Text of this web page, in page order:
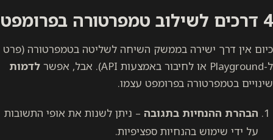
4 דרכים לשילוב טמפרטורה בפרומפט
כיום אין דרך ישירה בממשק השיחה לשליטה בטמפרטורה (פרט
ל-Playground או לחיבור באמצעות API). אבל, אפשר
לדמות
שינויים בטמפרטורה בפרומפט עצמו.
הבהרת ההנחיות בתגובה – ניתן לשנות את אופי התשובות
על ידי שימוש בהנחיות ספציפיות.